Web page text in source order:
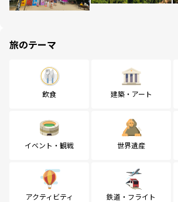
旅のテーマ
飲食 建築・アート
イベント・観戦 世界遺産
アクティビティ 鉄道・フライト